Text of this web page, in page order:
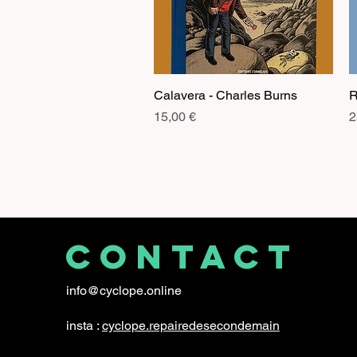
Aperçu rapide
Calavera - Charles Burns
Prix
15,00 €
CONTACT
info@cyclope.online
insta : cyclope.repairedesecondemain